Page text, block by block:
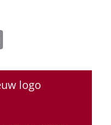
ai
l
logo